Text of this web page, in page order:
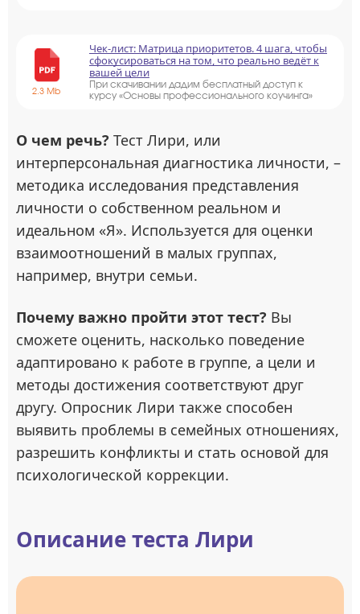
2.3 Mb
Чек-лист: Матрица приоритетов. 4 шага, чтобы
сфокусироваться на том, что реально ведёт к
вашей цели
При скачивании дадим бесплатный доступ к
курсу «Основы профессионального коучинга»
О чем речь? Тест Лири, или
интерперсональная диагностика личности, –
методика исследования представления
личности о собственном реальном и
идеальном «Я». Используется для оценки
взаимоотношений в малых группах,
например, внутри семьи.
Почему важно пройти этот тест? Вы
сможете оценить, насколько поведение
адаптировано к работе в группе, а цели и
методы достижения соответствуют друг
другу. Опросник Лири также способен
выявить проблемы в семейных отношениях,
разрешить конфликты и стать основой для
психологической коррекции.
Описание теста Лири